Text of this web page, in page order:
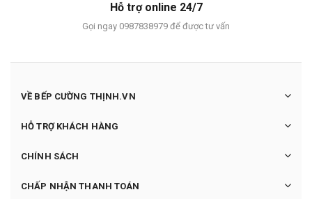
Hỗ trợ online 24/7
Gọi ngay 0987838979 để được tư vấn
VỀ BẾP CƯỜNG THỊNH.VN
HỖ TRỢ KHÁCH HÀNG
CHÍNH SÁCH
CHẤP NHẬN THANH TOÁN